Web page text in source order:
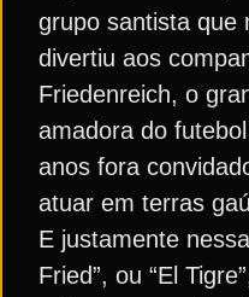
grupo santista que
divertiu aos
Friedenreich, o
amadora do
anos fora
atuar em terras
E justamente
Fried”, ou “El